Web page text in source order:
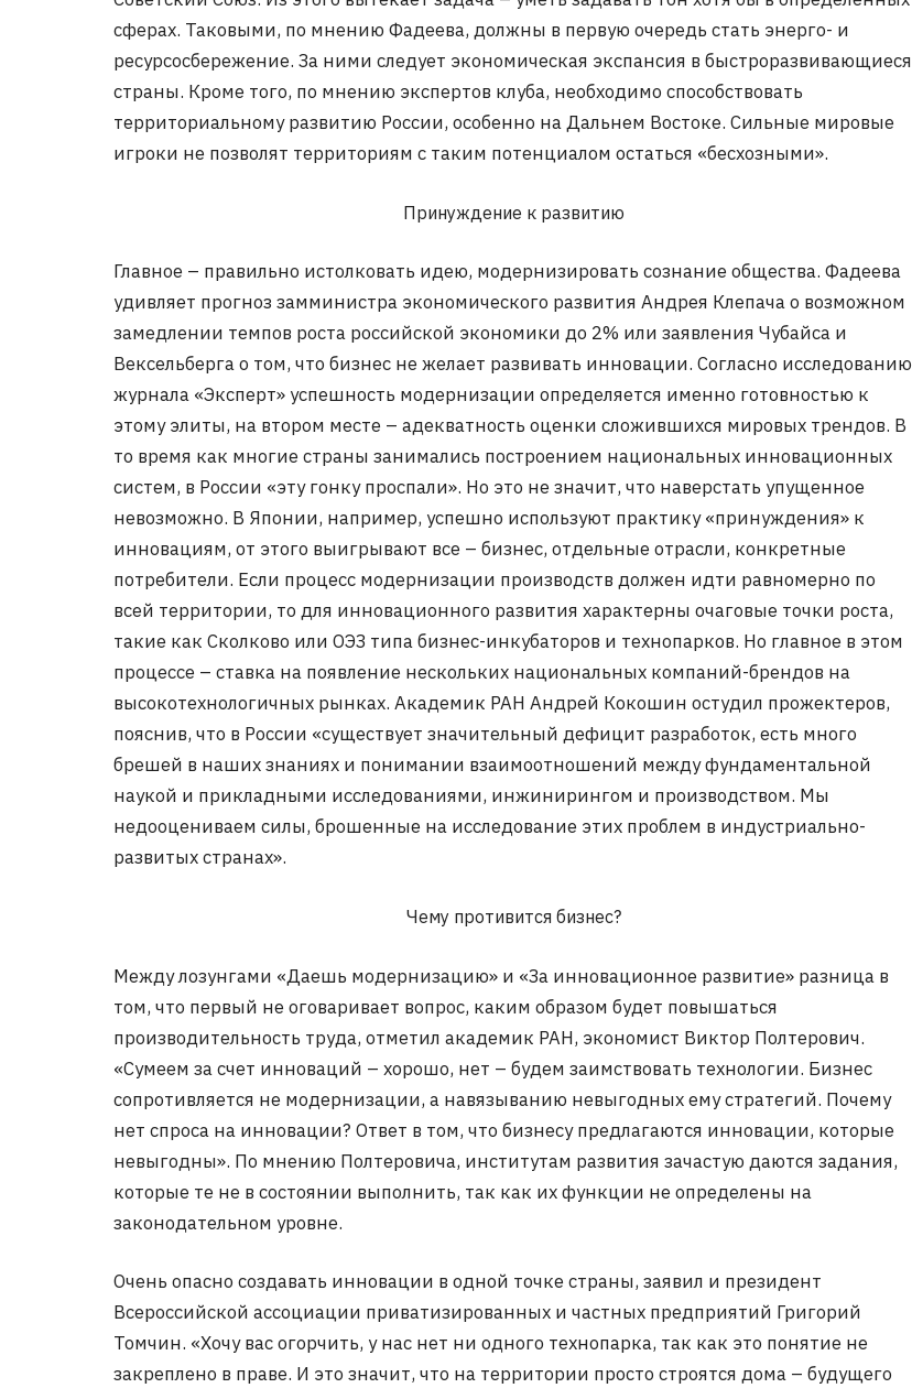
сферах. Таковыми, по мнению Фадеева, должны в первую очередь стать энерго- и
ресурсосбережение. За ними следует экономическая экспансия в быстроразвивающиеся
страны. Кроме того, по мнению экспертов клуба, необходимо способствовать
территориальному развитию России, особенно на Дальнем Востоке. Сильные мировые
игроки не позволят территориям с таким потенциалом остаться «бесхозными».
Принуждение к развитию
Главное – правильно истолковать идею, модернизировать сознание общества. Фадеева
удивляет прогноз замминистра экономического развития Андрея Клепача о возможном
замедлении темпов роста российской экономики до 2% или заявления Чубайса и
Вексельберга о том, что бизнес не желает развивать инновации. Согласно исследованию
журнала «Эксперт» успешность модернизации определяется именно готовностью к
этому элиты, на втором месте – адекватность оценки сложившихся мировых трендов. В
то время как многие страны занимались построением национальных инновационных
систем, в России «эту гонку проспали». Но это не значит, что наверстать упущенное
невозможно. В Японии, например, успешно используют практику «принуждения» к
инновациям, от этого выигрывают все – бизнес, отдельные отрасли, конкретные
потребители. Если процесс модернизации производств должен идти равномерно по
всей территории, то для инновационного развития характерны очаговые точки роста,
такие как Сколково или ОЭЗ типа бизнес-инкубаторов и технопарков. Но главное в этом
процессе – ставка на появление нескольких национальных компаний-брендов на
высокотехнологичных рынках. Академик РАН Андрей Кокошин остудил прожектеров,
пояснив, что в России «существует значительный дефицит разработок, есть много
брешей в наших знаниях и понимании взаимоотношений между фундаментальной
наукой и прикладными исследованиями, инжинирингом и производством. Мы
недооцениваем силы, брошенные на исследование этих проблем в индустриально-
развитых странах».
Чему противится бизнес?
Между лозунгами «Даешь модернизацию» и «За инновационное развитие» разница в
том, что первый не оговаривает вопрос, каким образом будет повышаться
производительность труда, отметил академик РАН, экономист Виктор Полтерович.
«Сумеем за счет инноваций – хорошо, нет – будем заимствовать технологии. Бизнес
сопротивляется не модернизации, а навязыванию невыгодных ему стратегий. Почему
нет спроса на инновации? Ответ в том, что бизнесу предлагаются инновации, которые
невыгодны». По мнению Полтеровича, институтам развития зачастую даются задания,
которые те не в состоянии выполнить, так как их функции не определены на
законодательном уровне.
Очень опасно создавать инновации в одной точке страны, заявил и президент
Всероссийской ассоциации приватизированных и частных предприятий Григорий
Томчин. «Хочу вас огорчить, у нас нет ни одного технопарка, так как это понятие не
закреплено в праве. И это значит, что на территории просто строятся дома – будущего